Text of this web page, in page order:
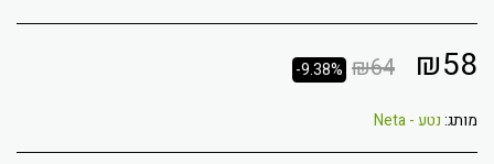
₪58
₪64
-9.38%
מותג:נטע - Neta